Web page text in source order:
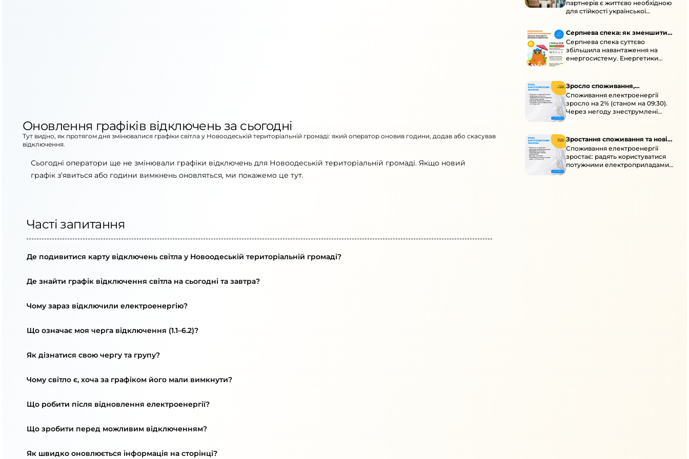
Оновлення графіків відключень за сьогодні
Тут видно, як протягом дня змінювалися графіки світла у Новоодеській територіальній громаді: який оператор оновив години, додав або скасував
відключення.
Сьогодні оператори ще не змінювали графіки відключень для Новоодеській територіальній громаді. Якщо новий
графік з’явиться або години вимкнень оновляться, ми покажемо це тут.
Часті запитання
Де подивитися карту відключень світла у Новоодеській територіальній громаді?
Де знайти графік відключення світла на сьогодні та завтра?
Чому зараз відключили електроенергію?
Що означає моя черга відключення (1.1–6.2)?
Як дізнатися свою чергу та групу?
Чому світло є, хоча за графіком його мали вимкнути?
Що робити після відновлення електроенергії?
Що зробити перед можливим відключенням?
Як швидко оновлюється інформація на сторінці?
енергосистеми
партнерів є життєво необхідною
для стійкості української
наступної зими.
Серпнева спека: як зменшити
навантаження
Серпнева спека суттєво
збільшила навантаження на
енергосистему. Енергетики
ощадливо споживати.
Зросло споживання,
знеструмлення через негоду й
атаки
Споживання електроенергії
зросло на 2% (станом на 09:30).
Через негоду знеструмлені
понад 70 населених пунктів.
електроприлади вдень.
Зростання споживання та нові
знеструмлення
Споживання електроенергії
зростає: радять користуватися
потужними електроприладами з
10:00 до 16:00 та ощадливо з 17:00